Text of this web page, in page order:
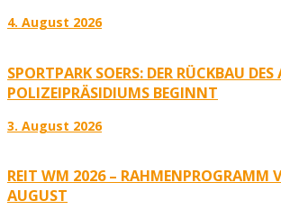
4. August 2026
SPORTPARK SOERS: DER RÜCKBAU DES
POLIZEIPRÄSIDIUMS BEGINNT
3. August 2026
REIT WM 2026 – RAHMENPROGRAMM
AUGUST